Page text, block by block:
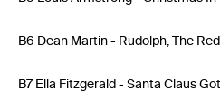
B6 Dean Martin - Rudolph, The
B7 Ella Fitzgerald - Santa Claus